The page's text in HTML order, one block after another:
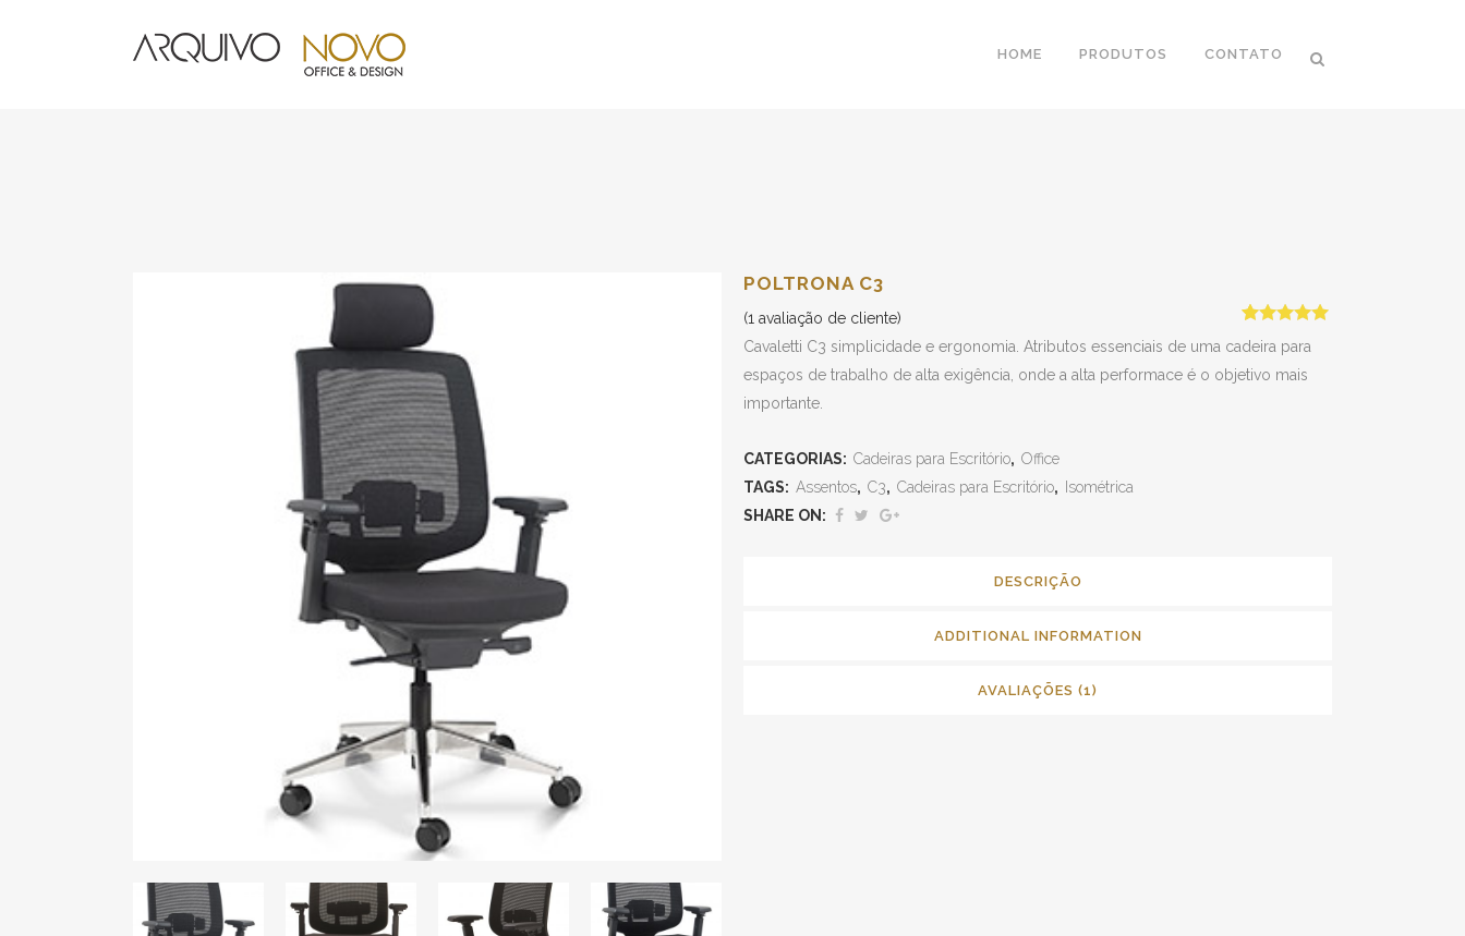
HOME PRODUTOS CONTATO
POLTRONA C3
Avaliado
como5.00
de 5, com
1
(1 avaliação de cliente)
Cavaletti C3 simplicidade e ergonomia. Atributos essenciais de uma cadeira para
espaços de trabalho de alta exigência, onde a alta performace é o objetivo mais
importante.
CATEGORIAS: Cadeiras para Escritório, Office
TAGS: Assentos, C3, Cadeiras para Escritório,
Isométrica
SHARE ON:
DESCRIÇÃO
ADDITIONAL INFORMATION
AVALIAÇÕES (1)